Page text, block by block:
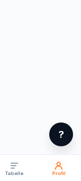
Tabelle Profil
?